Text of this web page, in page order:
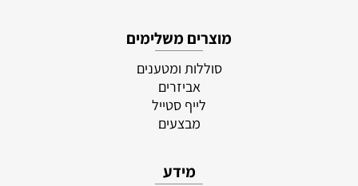
מוצרים משלימים
סוללות ומטענים
אביזרים
לייף סטייל
מבצעים
מידע